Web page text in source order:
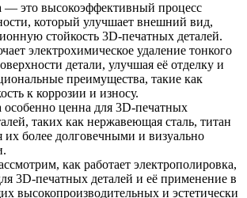
— это высокоэффективный процесс
который улучшает внешний вид,
стойкость 3D-печатных деталей.
электрохимическое удаление тонкого
детали, улучшая её отделку и
преимущества, такие как
к коррозии и износу.
особенно ценна для 3D-печатных
таких как нержавеющая сталь, титан
более долговечными и визуально
как работает электрополировка,
3D-печатных деталей и её применение в
высокопроизводительных и эстетически